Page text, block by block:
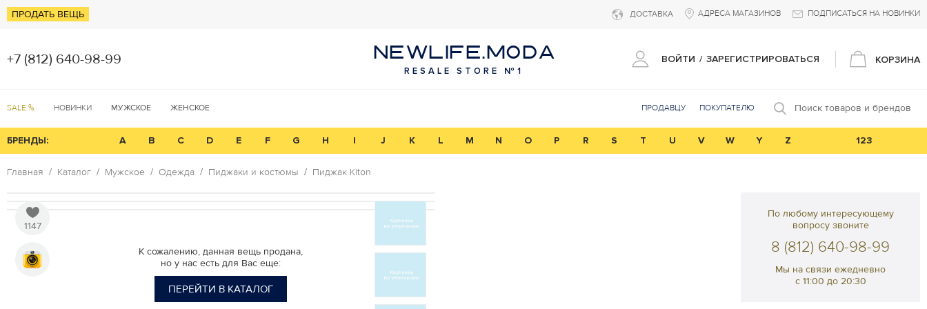
ПРОДАТЬ ВЕЩЬ ДОСТАВКА АДРЕСА МАГАЗИНОВ ПОДПИСАТЬСЯ НА НОВИНКИ
+7 (812) 640-98-99 NEWLIFE.MODA
RESALE STORE №1
ВОЙТИ / ЗАРЕГИСТРИРОВАТЬСЯ КОРЗИНА
SALE % НОВИНКИ МУЖСКОЕ ЖЕНСКОЕ ПРОДАВЦУ ПОКУПАТЕЛЮ Поиск товаров и брендов
БРЕНДЫ: A B C D E F G H I J K L M N O P R S T U V W Y Z 123
Главная Каталог Мужское Одежда Пиджаки и костюмы Пиджак Kiton
1147
К сожалению, данная вещь продана,
но у нас есть для Вас еще:
ПЕРЕЙТИ В КАТАЛОГ
По любому интересующему
вопросу звоните
8 (812) 640-98-99
Мы на связи ежедневно
с 11:00 до 20:30